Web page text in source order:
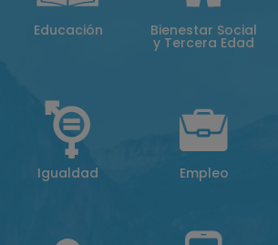
Educación Bienestar Social
y Tercera Edad
Igualdad Empleo